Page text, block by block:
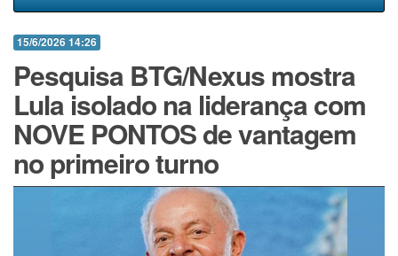
15/6/2026 14:26
Pesquisa BTG/Nexus mostra
Lula isolado na liderança com
NOVE PONTOS de vantagem
no primeiro turno